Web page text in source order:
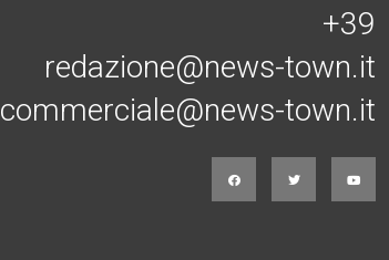
+39
redazione@news-town.it
commerciale@news-town.it